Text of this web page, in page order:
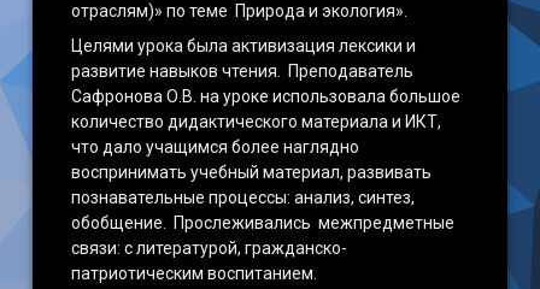
отраслям)» по теме Природа и экология».
Целями урока была активизация лексики и
развитие навыков чтения. Преподаватель
Сафронова О.В. на уроке использовала большое
количество дидактического материала и ИКТ,
что дало учащимся более наглядно
воспринимать учебный материал, развивать
познавательные процессы: анализ, синтез,
обобщение. Прослеживались межпредметные
связи: с литературой, гражданско-
патриотическим воспитанием.